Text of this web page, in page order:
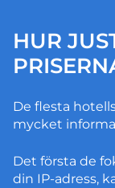
HUR
De flesta
mycket
Det första de
din IP-adress,